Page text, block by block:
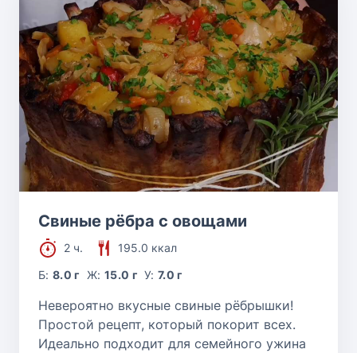
Свиные рёбра с овощами
2 ч.
195.0 ккал
Б:8.0 г Ж: 15.0 г У:7.0 г
Невероятно вкусные свиные рёбрышки!
Простой рецепт, который покорит всех.
Идеально подходит для семейного ужина